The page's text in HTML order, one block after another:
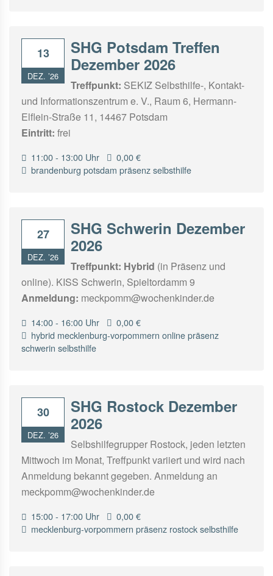
13
DEZ. ’26
SHG Potsdam Treffen
Dezember 2026
Treffpunkt: SEKIZ Selbsthilfe-, Kontakt-
und Informationszentrum e. V., Raum 6, Hermann-
Elflein-Straße 11, 14467 Potsdam
Eintritt: frei
11:00 - 13:00 Uhr
0,00 €
brandenburg potsdam präsenzselbsthilfe
27
DEZ. ’26
SHG Schwerin Dezember
2026
Treffpunkt: Hybrid (in Präsenz und
online). KISS Schwerin, Spieltordamm 9
Anmeldung: meckpomm@wochenkinder.de
14:00 - 16:00 Uhr
0,00 €
hybrid mecklenburg-vorpommern onlinepräsenz
schwerin selbsthilfe
30
DEZ. ’26
SHG Rostock Dezember
2026
Selbshilfegrupper Rostock, jeden letzten
Mittwoch im Monat, Treffpunkt variiert und wird nach
Anmeldung bekannt gegeben. Anmeldung an
meckpomm@wochenkinder.de
15:00 - 17:00 Uhr
0,00 €
mecklenburg-vorpommern präsenz rostockselbsthilfe